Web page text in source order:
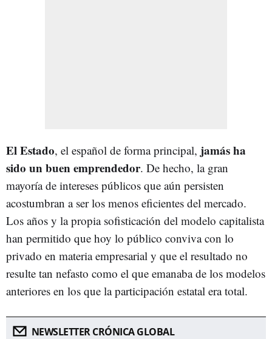
El Estado, el español de forma principal, jamás ha
sido un buen emprendedor. De hecho, la gran
mayoría de intereses públicos que aún persisten
acostumbran a ser los menos eficientes del mercado.
Los años y la propia sofisticación del modelo capitalista
han permitido que hoy lo público conviva con lo
privado en materia empresarial y que el resultado no
resulte tan nefasto como el que emanaba de los modelos
anteriores en los que la participación estatal era total.
NEWSLETTER CRÓNICA GLOBAL